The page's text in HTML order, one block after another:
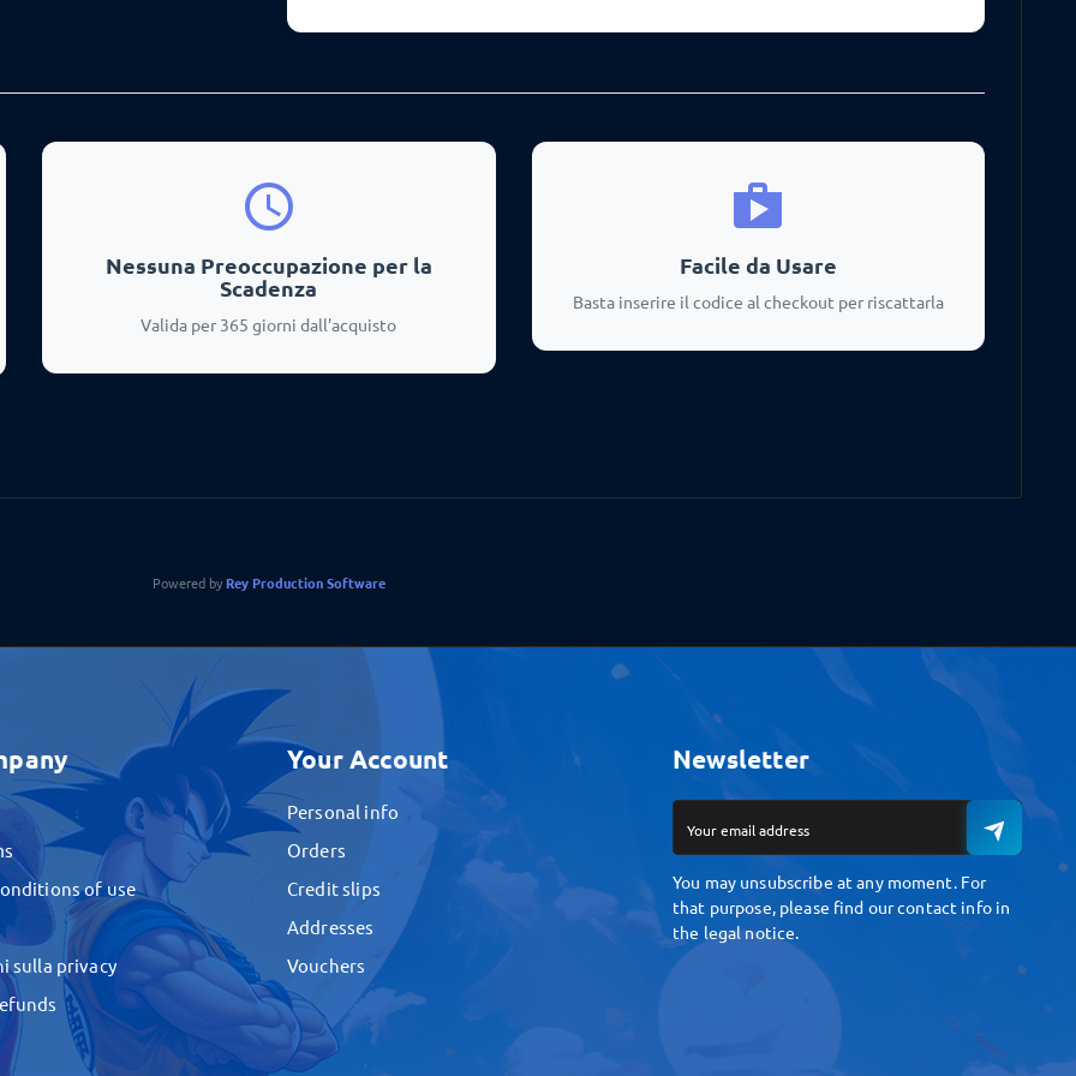
schedule
Nessuna Preoccupazione per la
Scadenza
Valida per 365 giorni dall'acquisto
Facile da Usare
Basta inserire il codice al checkout per riscattarla
Powered byRey Production Software
of use
sulla privacy
Your Account
Personal info
Orders
Credit slips
Addresses
Vouchers
Newsletter
You may unsubscribe at any moment. For
that purpose, please find our contact info in
the legal notice.